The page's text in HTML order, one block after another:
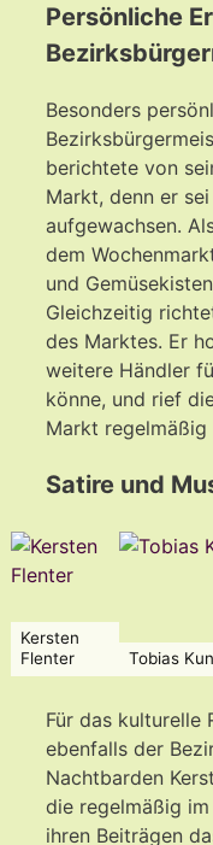
Persönliche
Besonders
berichtete von
Markt, denn er
aufgewachsen.
dem
und
Gleichzeitig
des Marktes. Er
weitere Händler
könne, und rief
Markt regelmäßig
Satire und
Kersten
Flenter
Tobias
Für das kulturelle
ebenfalls der
Nachtbarden
die regelmäßig im
ihren Beiträgen